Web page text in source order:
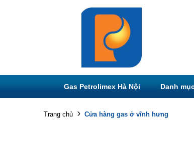
Gas Petrolimex Hà Nội Danh
Trang chủ Cửa hàng gas ở vĩnh hưng